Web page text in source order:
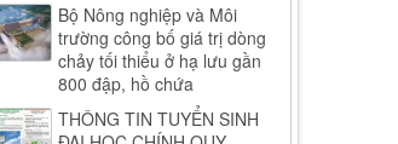
Bộ Nông nghiệp và Môi
trường công bố giá trị dòng
chảy tối thiểu ở hạ lưu gần
800 đập, hồ chứa
THÔNG TIN TUYỂN SINH